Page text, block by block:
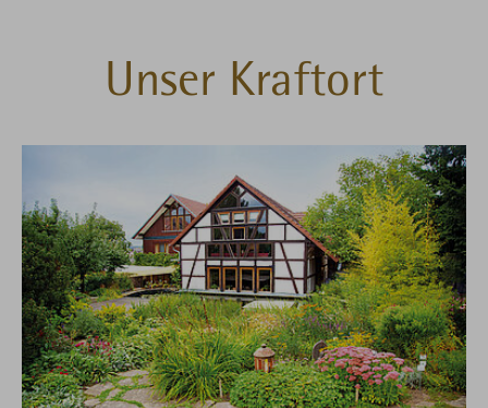
Unser Kraftort